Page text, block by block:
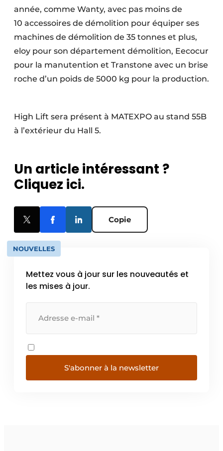
année, comme Wanty, avec pas moins de
10 accessoires de démolition pour équiper ses
machines de démolition de 35 tonnes et plus,
eloy pour son département démolition, Eecocur
pour la manutention et Transtone avec un brise
roche d’un poids de 5000 kg pour la production.
High Lift sera présent à MATEXPO au stand 55B
à l’extérieur du Hall 5.
Un article intéressant ?
Cliquez ici.
Copie
NOUVELLES
Mettez vous à jour sur les nouveautés et
les mises à jour.
S'abonner à la newsletter